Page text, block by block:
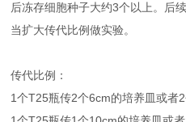
后冻存细胞种子大约3个以上。后
当扩大传代比例做实验。
传代比例：
1个T25瓶传2个6cm的培养皿或者